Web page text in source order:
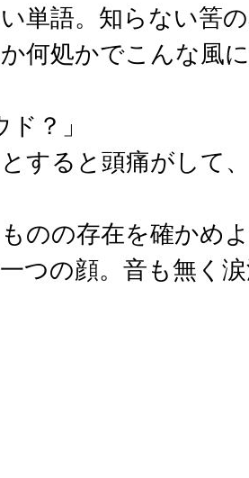
単語。知らない筈
何処かでこんな風
？」
すると頭痛がして
のの存在を確かめ
つの顔。音も無く